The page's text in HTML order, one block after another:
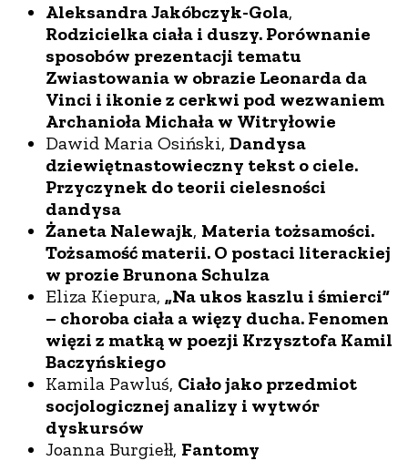
Aleksandra Jakóbczyk-Gola,
Rodzicielka ciała i duszy. Porównanie
sposobów prezentacji tematu
Zwiastowania w obrazie Leonarda da
Vinci i ikonie z cerkwi pod wezwaniem
Archanioła Michała w Witryłowie
Dawid Maria Osiński, Dandysa
dziewiętnastowieczny tekst o ciele.
Przyczynek do teorii cielesności
dandysa
Żaneta Nalewajk, Materia tożsamości.
Tożsamość materii. O postaci literackiej
w prozie Brunona Schulza
Eliza Kiepura, „Na ukos kaszlu i śmierci”
– choroba ciała a więzy ducha. Fenomen
więzi z matką w poezji Krzysztofa Kamil
Baczyńskiego
Kamila Pawluś, Ciało jako przedmiot
socjologicznej analizy i wytwór
dyskursów
Joanna Burgiełł, Fantomy